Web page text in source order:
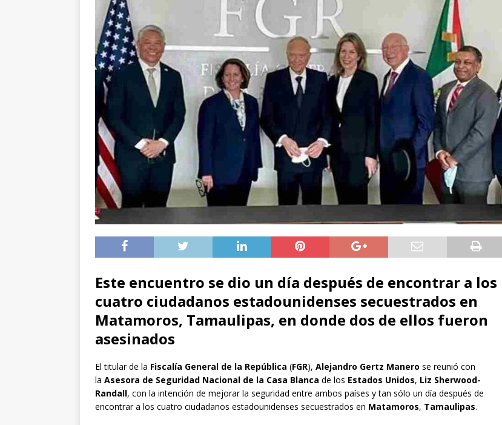
Este encuentro se dio un día después de encontrar a los
cuatro ciudadanos estadounidenses secuestrados en
Matamoros, Tamaulipas, en donde dos de ellos fueron
asesinados
El titular de la Fiscalía General de la República (FGR), Alejandro Gertz Manero se reunió con
la Asesora de Seguridad Nacional de la Casa Blanca de los Estados Unidos, Liz Sherwood-
Randall, con la intención de mejorar la seguridad entre ambos países y tan sólo un día después de
encontrar a los cuatro ciudadanos estadounidenses secuestrados en Matamoros, Tamaulipas.